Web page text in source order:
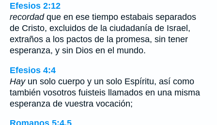
Efesios 2:12
recordadque en ese tiempo estabais separados
de Cristo, excluidos de la ciudadanía de Israel,
extraños a los pactos de la promesa, sin tener
esperanza, y sin Dios en el mundo.
Efesios 4:4
Hayun solo cuerpo y un solo Espíritu, así como
también vosotros fuisteis llamados en una misma
esperanza de vuestra vocación;